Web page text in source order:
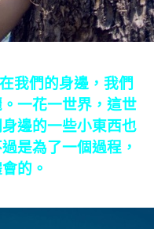
我們的身邊，我們
一花一世界，這世
邊的一些小東西也
是為了一個過程，
的。